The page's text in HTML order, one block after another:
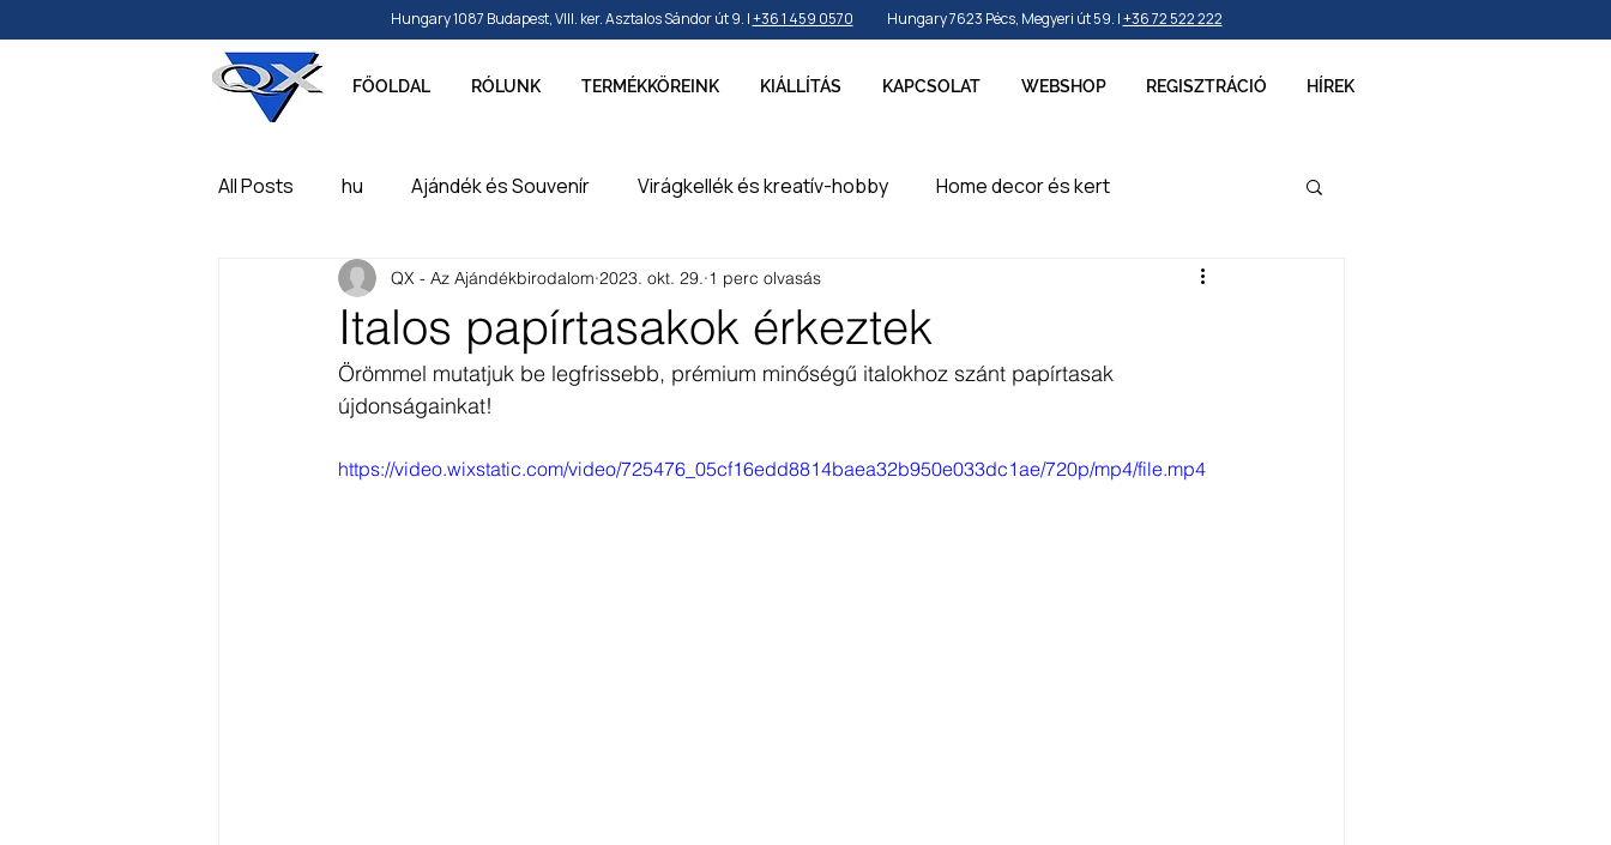
Hungary 1087 Budapest, VIII. ker. Asztalos Sándor út 9. |+36 1 459 0570 Hungary 7623 Pécs, Megyeri út 59. |+36 72 522 222
FŐOLDAL RÓLUNK TERMÉKKÖREINK KIÁLLÍTÁS KAPCSOLAT WEBSHOP REGISZTRÁCIÓ HÍREK
All Posts hu Ajándék és Souvenír Virágkellék és kreatív-hobby Home decor és kert
Papír és írószer Játék, baby és sport Ünnepek, szezonok és alkalmak
Feliratozható, gravírozható terméke en
Italos papírtasakok érkeztek
QX - Az Ajándékbirodalom 2023. okt. 29. 1 perc olvasás
Örömmel mutatjuk be legfrissebb, prémium minőségű italokhoz szánt papírtasak
újdonságainkat!
https://video.wixstatic.com/video/725476_05cf16edd8814baea32b950e033dc1ae/720p/mp4/file.mp4